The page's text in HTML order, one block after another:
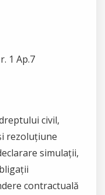
1 Ap.7
civil,
rezoluțiune
simulații,
contractuală